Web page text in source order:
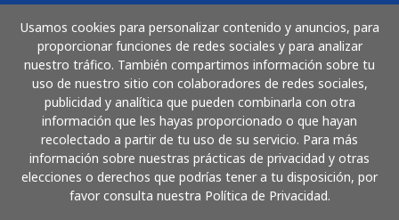
Usamos cookies para personalizar contenido y anuncios, para
proporcionar funciones de redes sociales y para analizar
nuestro tráfico. También compartimos información sobre tu
uso de nuestro sitio con colaboradores de redes sociales,
publicidad y analítica que pueden combinarla con otra
información que les hayas proporcionado o que hayan
recolectado a partir de tu uso de su servicio. Para más
información sobre nuestras prácticas de privacidad y otras
elecciones o derechos que podrías tener a tu disposición, por
favor consulta nuestra Política de Privacidad.
Comprar
Cómo funciona
Paga con